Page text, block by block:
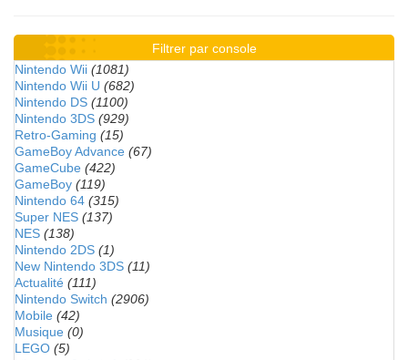
Filtrer par console
Nintendo Wii (1081)
Nintendo Wii U (682)
Nintendo DS (1100)
Nintendo 3DS (929)
Retro-Gaming (15)
GameBoy Advance (67)
GameCube (422)
GameBoy (119)
Nintendo 64 (315)
Super NES (137)
NES (138)
Nintendo 2DS (1)
New Nintendo 3DS (11)
Actualité (111)
Nintendo Switch (2906)
Mobile (42)
Musique (0)
LEGO (5)